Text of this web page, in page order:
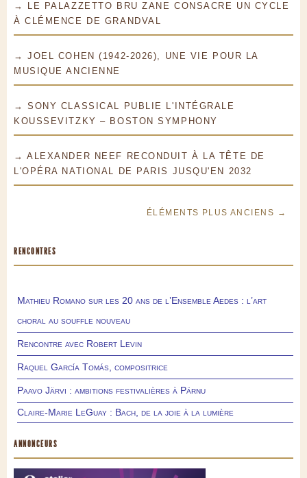
→ LE PALAZZETTO BRU ZANE CONSACRE UN CYCLE
À CLÉMENCE DE GRANDVAL
→ JOEL COHEN (1942-2026), UNE VIE POUR LA
MUSIQUE ANCIENNE
→ SONY CLASSICAL PUBLIE L'INTÉGRALE
KOUSSEVITZKY – BOSTON SYMPHONY
→ ALEXANDER NEEF RECONDUIT À LA TÊTE DE
L'OPÉRA NATIONAL DE PARIS JUSQU'EN 2032
ÉLÉMENTS PLUS ANCIENS →
RENCONTRES
Mathieu Romano sur les 20 ans de l’Ensemble Aedes : l’art
choral au souffle nouveau
Rencontre avec Robert Levin
Raquel García Tomás, compositrice
Paavo Järvi : ambitions festivalières à Pärnu
Claire-Marie LeGuay : Bach, de la joie à la lumière
ANNONCEURS